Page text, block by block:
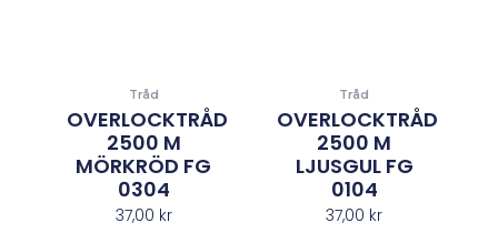
Tråd
OVERLOCKTRÅD
2500 M
MÖRKRÖD FG
0304
37,00 kr
Tråd
OVERLOCKTRÅD
2500 M
LJUSGUL FG
0104
37,00 kr